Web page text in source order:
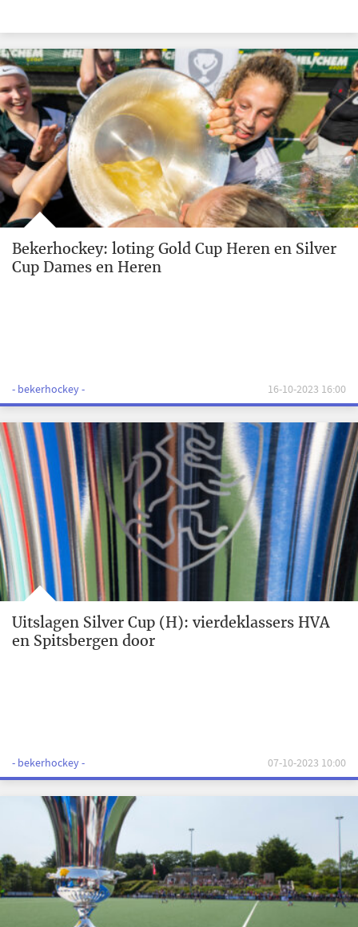
Bekerhockey: loting Gold Cup Heren en Silver
Cup Dames en Heren
- bekerhockey - 16-10-2023 16:00
Uitslagen Silver Cup (H): vierdeklassers HVA
en Spitsbergen door
- bekerhockey - 07-10-2023 10:00